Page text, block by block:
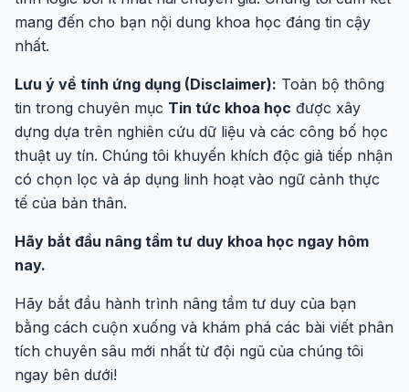
mang đến cho bạn nội dung khoa học đáng tin cậy
nhất.
Lưu ý về tính ứng dụng (Disclaimer): Toàn bộ thông
tin trong chuyên mục Tin tức khoa học được xây
dựng dựa trên nghiên cứu dữ liệu và các công bố học
thuật uy tín. Chúng tôi khuyến khích độc giả tiếp nhận
có chọn lọc và áp dụng linh hoạt vào ngữ cảnh thực
tế của bản thân.
Hãy bắt đầu nâng tầm tư duy khoa học ngay hôm
nay.
Hãy bắt đầu hành trình nâng tầm tư duy của bạn
bằng cách cuộn xuống và khám phá các bài viết phân
tích chuyên sâu mới nhất từ đội ngũ của chúng tôi
ngay bên dưới!